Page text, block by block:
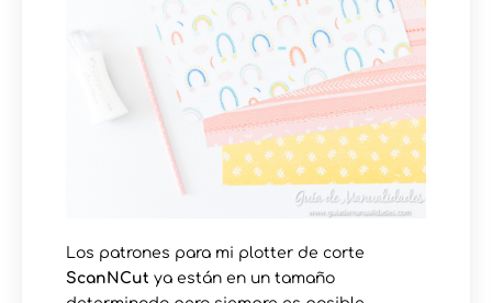
Los patrones para mi plotter de corte
ScanNCut ya están en un tamaño